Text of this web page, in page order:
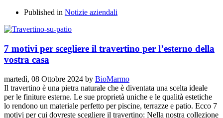
Published in Notizie aziendali
7 motivi per scegliere il travertino per l’esterno della
vostra casa
martedì, 08 Ottobre 2024 by BioMarmo
Il travertino è una pietra naturale che è diventata una scelta ideale
per le finiture esterne. Le sue proprietà uniche e le qualità estetiche
lo rendono un materiale perfetto per piscine, terrazze e patio. Ecco 7
motivi per cui dovreste scegliere il travertino: Nella nostra collezione